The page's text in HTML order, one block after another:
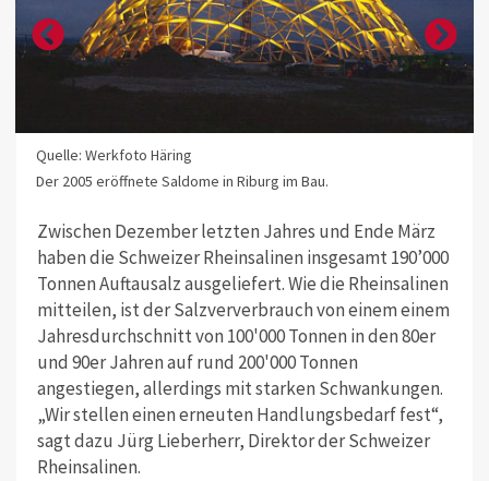
Quelle: Werkfoto Häring
Der 2005 eröffnete Saldome in Riburg im Bau.
Zwischen Dezember letzten Jahres und Ende März
haben die Schweizer Rheinsalinen insgesamt 190’000
Tonnen Auftausalz ausgeliefert. Wie die Rheinsalinen
mitteilen, ist der Salzververbrauch von einem einem
Jahresdurchschnitt von 100'000 Tonnen in den 80er
und 90er Jahren auf rund 200'000 Tonnen
angestiegen, allerdings mit starken Schwankungen.
„Wir stellen einen erneuten Handlungsbedarf fest“,
sagt dazu Jürg Lieberherr, Direktor der Schweizer
Rheinsalinen.